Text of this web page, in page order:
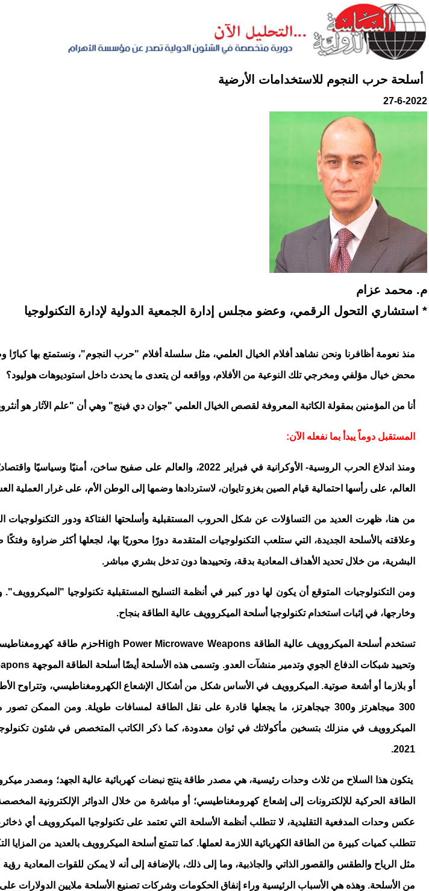
أسلحة حرب النجوم للاستخدامات الأرضية
27-6-2022
م. محمد عزام
* استشاري التحول الرقمي، وعضو مجلس إدارة الجمعية الدولية لإدارة التكنولوجيا
منذ نعومة أظافرنا ونحن نشاهد أفلام الخيال العلمي، مثل سلسلة أفلام "حرب النجوم"، ونستمتع بها
محض خيال مؤلفي ومخرجي تلك النوعية من الأفلام، وواقعه لن يتعدى ما يحدث داخل استوديوهات هوليود؟
أنا من المؤمنين بمقولة الكاتبة المعروفة لقصص الخيال العلمي "جوان دي فينج" وهي أن "علم الآثار هو
المستقبل دوماً يبدأ بما نفعله الآن:
ومنذ اندلاع الحرب الروسية- الأوكرانية في فبراير 2022،
العالم، على رأسها احتمالية قيام الصين بغزو تايوان، لاستردادها وضمها إلى الوطن الأم، على غرار
من هنا، ظهرت العديد من التساؤلات عن شكل الحروب المستقبلية وأسلحتها الفتاكة ودور التكنولوجيات
وعلاقته بالأسلحة الجديدة، التي ستلعب التكنولوجيات المتقدمة دورًا محوريًا بها، لجعلها أكثر ضراوة
البشرية، من خلال تحديد الأهداف المعادية بدقة، وتحييدها دون تدخل بشري مباشر.
ومن التكنولوجيات المتوقع أن يكون لها دور كبير في أنظمة التسليح المستقبلية تكنولوجيا
وخارجها، في إثبات استخدام تكنولوجيا أسلحة الميكروويف عالية الطاقة بنجاح.
تستخدم أسلحة الميكروويف عالية الطاقةHigh Power Microwave Weapons
وتحييد شبكات الدفاع الجوي وتدمير منشآت العدو. وتسمى هذه الأسلحة أيضًا أسلحة الطاقة الموجهة
أو بلازما أو أشعة صوتية. الميكروويف في الأساس شكل من أشكال الإشعاع الكهرومغناطيسي، وتتراوح
300 ميجاهرتز و300 جيجاهرتز، ما يجعلها قادرة على نقل الطاقة لمسافات طويلة. ومن
الميكروويف في منزلك بتسخين مأكولاتك في ثوان معدودة، كما ذكر الكاتب المتخصص في شئون
2021.
يتكون هذا السلاح من ثلاث وحدات رئيسية، هي مصدر طاقة ينتج نبضات كهربائية عالية الجهد؛ ومصدر
الطاقة الحركية للإلكترونات إلى إشعاع كهرومغناطيسي؛ أو مباشرة من خلال الدوائر الإلكترونية
عكس وحدات المدفعية التقليدية، لا تتطلب أنظمة الأسلحة التي تعتمد على تكنولوجيا الميكروويف أي
تتطلب كميات كبيرة من الطاقة الكهربائية اللازمة لعملها. كما تتمتع أسلحة الميكروويف بالعديد من
مثل الرياح والطقس والقصور الذاتي والجاذبية، وما إلى ذلك، بالإضافة إلى أنه لا يمكن للقوات
من الأسلحة. وهذه هي الأسباب الرئيسية وراء إنفاق الحكومات وشركات تصنيع الأسلحة ملايين الدولارات